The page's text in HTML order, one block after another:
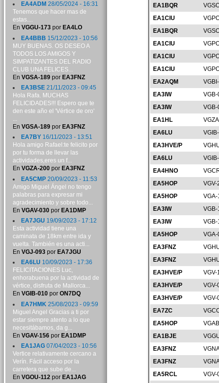
EA1BQR
EA1CIU
EA1BQR
EA1CIU
EA1CIU
EA1CIU
EA2AQM
EA3IW
EA3IW
EA1HL
EA6LU
EA3HVE/P
EA6LU
EA4HNO
EA5HOP
VGV-
EA5HOP
EA3IW
EA3IW
EA5HOP
EA3FNZ
EA3FNZ
EA3HVE/P
VGV-
EA3HVE/P
VGV-
EA3HVE/P
VGV-
EA7ZC
EA5HOP
EA1BJE
EA3FNZ
EA3FNZ
EA5RCL
VGV-
EA4ADM 28/05/2024 - 16:31
Tenemos que hacer mas de
estas....
En VGGU-173por EA4LO
EA4BBB 15/12/2023 - 10:56
MUY BUENAS. OS DESEO A
TODOS LOS AMIGOS Y
SIMPATIZANTES DEL RADIO
CLUB UNA FELICES...
En VGSA-189por EA3FNZ
EA3BSE21/11/2023 - 09:45
Hola Rafa. MUCHAS
FELICIDADES!!! Espero que te
den este año el 'Vértice de oro'
...
En VGSA-189por EA3FNZ
EA7BY16/11/2023 - 13:51
Hola amigo Rafael:te felicito por
por tu forma de llevar las
actividades,eres un f...
En VGZA-200por EA3FNZ
EA5CMP20/09/2023 - 11:53
Amigo Miguel Ángel no tengo
palabras para expresar mi
agradecimiento y sobre todo...
En VGAV-030por EA1DMP
EA7JGU 19/09/2023 - 17:12
Esta actividad tiene una
caminata de 18km entre ida y
vuelta. También es una acti...
En VGJ-093por EA7JGU
EA6LU 10/09/2023 - 17:36
FELICITACIONES Luc,
enhorabuena por la actividad de
vértice, disfruta de Mallorca...
En VGIB-010por ON7DQ
EA7HMK 25/08/2023 - 09:59
Miguel Angel Gracias a ti por
estar siempre atento a lo que
necesitábamos, da g...
En VGAV-156por EA1DMP
EA1JAG07/04/2023 - 10:56
Vertice relativamente cercano a
Verín. Fácil acceso por la
carretera que sube de...
En VGOU-112por EA1JAG